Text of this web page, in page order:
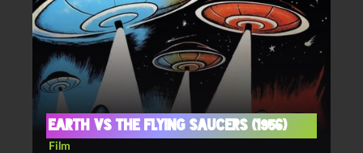
Earth vs the flying Saucers (1956)
Film